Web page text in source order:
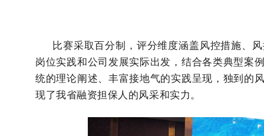
比赛采取百分制，评分维度涵盖风控措施、
岗位实践和公司发展实际出发，结合各类典型案
统的理论阐述、丰富接地气的实践呈现，独到的
现了我省融资担保人的风采和实力。